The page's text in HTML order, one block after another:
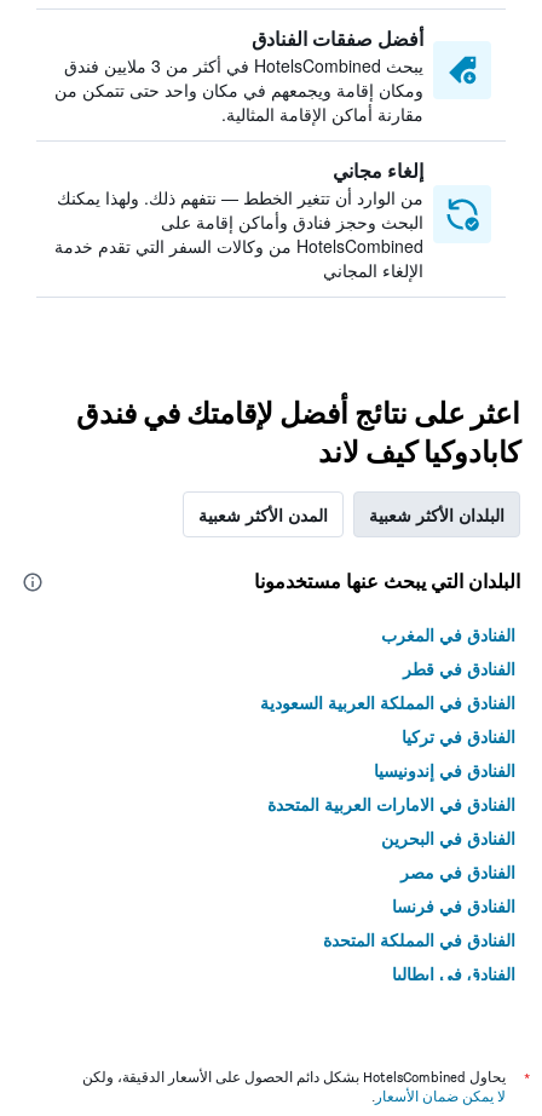
أفضل صفقات الفنادق
يبحث HotelsCombined في أكثر من 3 ملايين فندق
ومكان إقامة ويجمعهم في مكان واحد حتى تتمكن من
مقارنة أماكن الإقامة المثالية.
إلغاء مجاني
من الوارد أن تتغير الخطط — نتفهم ذلك. ولهذا يمكنك
البحث وحجز فنادق وأماكن إقامة على
HotelsCombined من وكالات السفر التي تقدم خدمة
الإلغاء المجاني
اعثر على نتائج أفضل لإقامتك في فندق
كابادوكيا كيف لاند
البلدان الأكثر شعبية المدن الأكثر شعبية
البلدان التي يبحث عنها مستخدمونا
الفنادق في المغرب
الفنادق في قطر
الفنادق في المملكة العربية السعودية
الفنادق في تركيا
الفنادق في إندونيسيا
الفنادق في الامارات العربية المتحدة
الفنادق في البحرين
الفنادق في مصر
الفنادق في فرنسا
الفنادق في المملكة المتحدة
الفنادق في إيطاليا
*
يحاول HotelsCombined بشكل دائم الحصول على الأسعار الدقيقة، ولكن
لا يمكن ضمان الأسعار .